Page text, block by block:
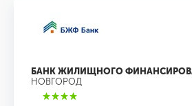
БАНК ЖИЛИЩНОГО
НОВГОРОД